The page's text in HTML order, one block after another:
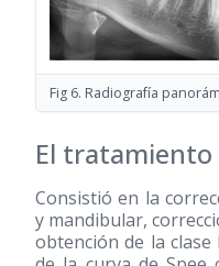
Fig 6. Radiografía
El tratamiento
Consistió en la
y mandibular,
obtención de la clase